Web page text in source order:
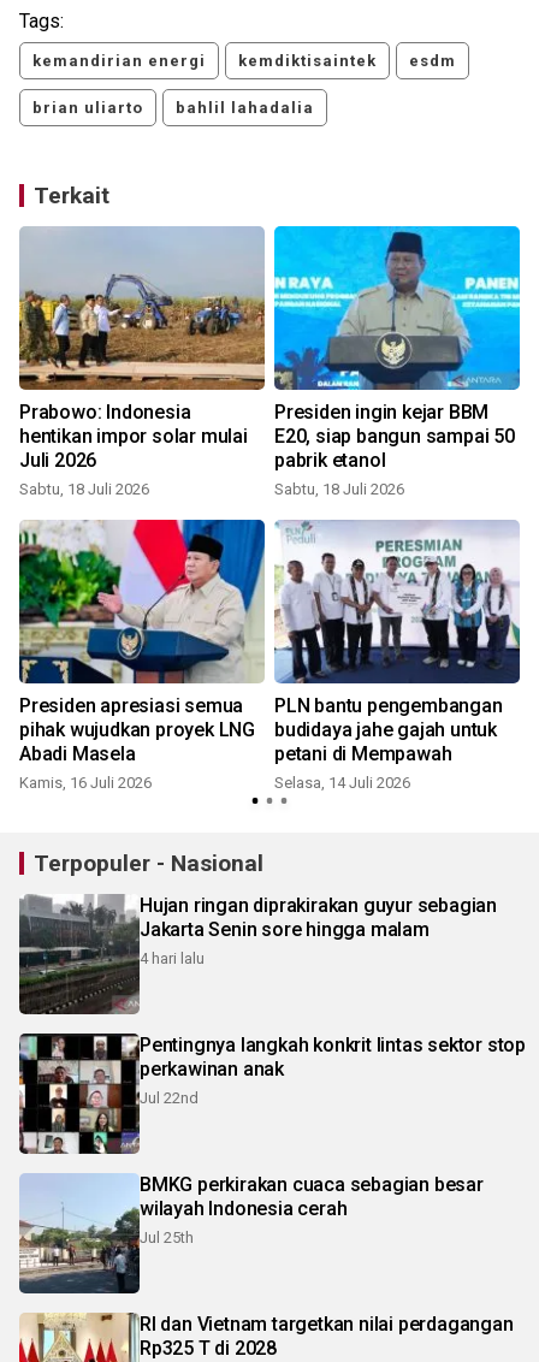
Tags:
kemandirian energi kemdiktisaintek esdm
brian uliarto bahlil lahadalia
Terkait
Prabowo: Indonesia
hentikan impor solar mulai
Juli 2026
Sabtu, 18 Juli 2026
Presiden ingin kejar BBM
E20, siap bangun sampai 50
pabrik etanol
Sabtu, 18 Juli 2026
Presiden apresiasi semua
pihak wujudkan proyek LNG
Abadi Masela
Kamis, 16 Juli 2026
PLN bantu pengembangan
budidaya jahe gajah untuk
petani di Mempawah
Selasa, 14 Juli 2026
Terpopuler - Nasional
Hujan ringan diprakirakan guyur sebagian
Jakarta Senin sore hingga malam
4 hari lalu
Pentingnya langkah konkrit lintas sektor stop
perkawinan anak
Jul 22nd
BMKG perkirakan cuaca sebagian besar
wilayah Indonesia cerah
Jul 25th
RI dan Vietnam targetkan nilai perdagangan
Rp325 T di 2028